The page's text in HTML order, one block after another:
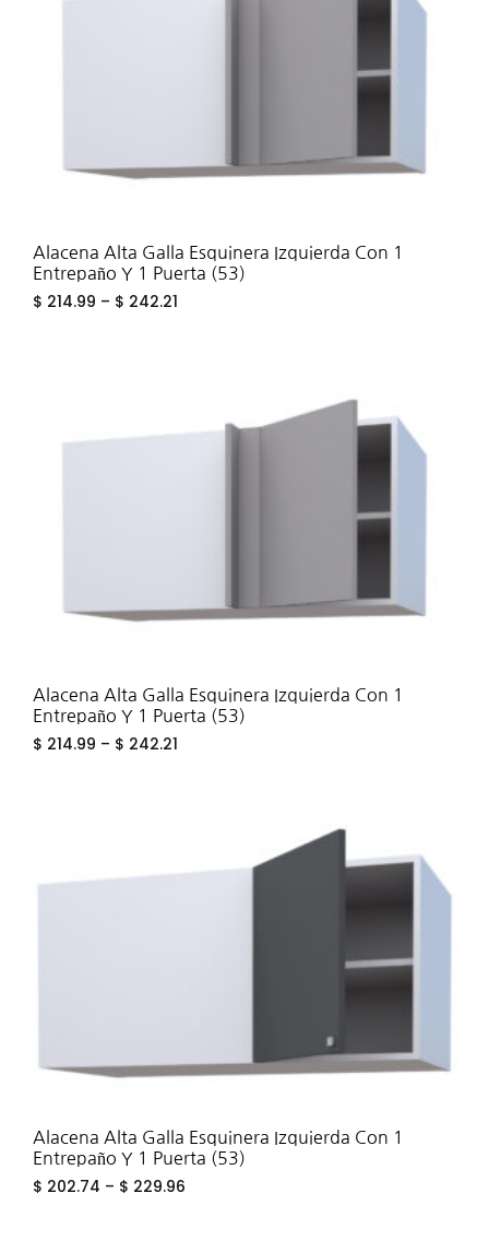
Alacena Alta Galla Esquinera Izquierda Con 1
Entrepaño Y 1 Puerta (53)
$ 214.99 – $ 242.21
Alacena Alta Galla Esquinera Izquierda Con 1
Entrepaño Y 1 Puerta (53)
$ 214.99 – $ 242.21
Alacena Alta Galla Esquinera Izquierda Con 1
Entrepaño Y 1 Puerta (53)
$ 202.74 – $ 229.96